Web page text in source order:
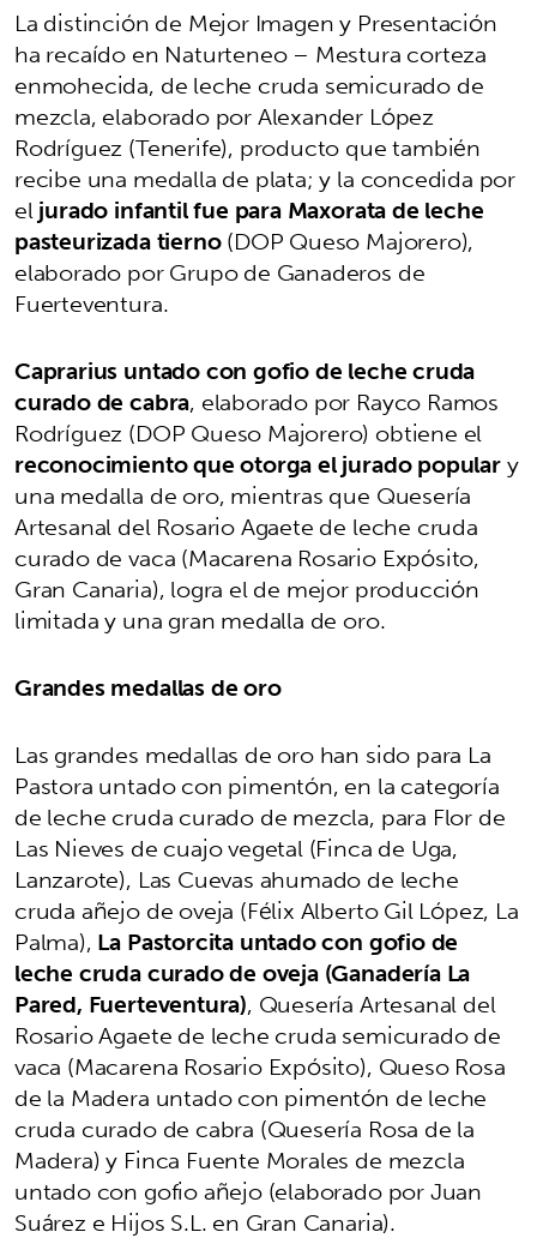
La distinción de Mejor Imagen y Presentación
ha recaído en Naturteneo – Mestura corteza
enmohecida, de leche cruda semicurado de
mezcla, elaborado por Alexander López
Rodríguez (Tenerife), producto que también
recibe una medalla de plata; y la concedida por
eljurado infantil fue para Maxorata de leche
pasteurizada tierno(DOP Queso Majorero),
elaborado por Grupo de Ganaderos de
Fuerteventura.
Caprarius untado con gofio de leche cruda
curado de cabra, elaborado por Rayco Ramos
Rodríguez (DOP Queso Majorero) obtiene el
reconocimiento que otorga el jurado populary
una medalla de oro, mientras que Quesería
Artesanal del Rosario Agaete de leche cruda
curado de vaca (Macarena Rosario Expósito,
Gran Canaria), logra el de mejor producción
limitada y una gran medalla de oro.
Grandes medallas de oro
Las grandes medallas de oro han sido para La
Pastora untado con pimentón, en la categoría
de leche cruda curado de mezcla, para Flor de
Las Nieves de cuajo vegetal (Finca de Uga,
Lanzarote), Las Cuevas ahumado de leche
cruda añejo de oveja (Félix Alberto Gil López, La
Palma),La Pastorcita untado con gofio de
leche cruda curado de oveja (Ganadería La
Pared, Fuerteventura), Quesería Artesanal del
Rosario Agaete de leche cruda semicurado de
vaca (Macarena Rosario Expósito), Queso Rosa
de la Madera untado con pimentón de leche
cruda curado de cabra (Quesería Rosa de la
Madera) y Finca Fuente Morales de mezcla
untado con gofio añejo (elaborado por Juan
Suárez e Hijos S.L. en Gran Canaria).